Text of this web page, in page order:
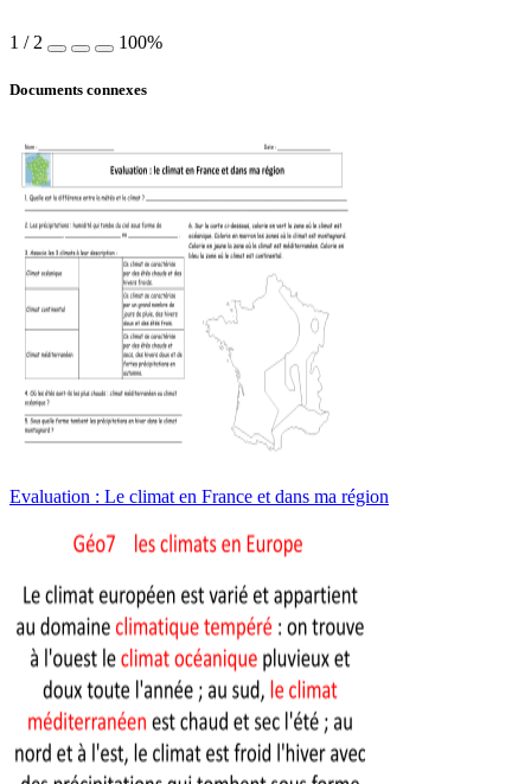
1 /2 100%
Documents connexes
Evaluation : Le climat en France et dans ma région